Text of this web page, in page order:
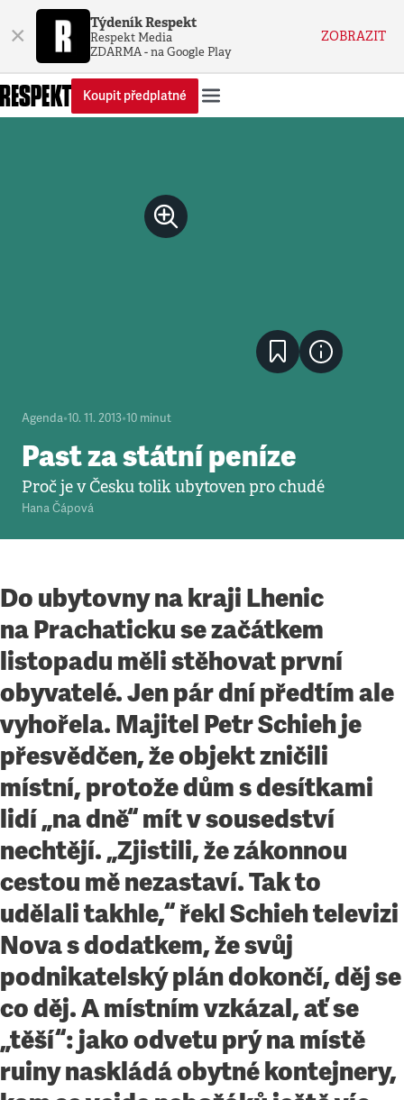
× Týdeník Respekt
Respekt Media
ZDARMA - na Google Play
ZOBRAZIT
Koupit předplatné
Agenda•10. 11. 2013•10 minut
Past za státní peníze
Proč je v Česku tolik ubytoven pro chudé
Hana Čápová
Do ubytovny na kraji Lhenic
na Prachaticku se začátkem
listopadu měli stěhovat první
obyvatelé. Jen pár dní předtím ale
vyhořela. Majitel Petr Schieh je
přesvědčen, že objekt zničili
místní, protože dům s desítkami
lidí „na dně“ mít v sousedství
nechtějí. „Zjistili, že zákonnou
cestou mě nezastaví. Tak to
udělali takhle,“ řekl Schieh televizi
Nova s dodatkem, že svůj
podnikatelský plán dokončí, děj se
co děj. A místním vzkázal, ať se
„těší“: jako odvetu prý na místě
ruiny naskládá obytné kontejnery,